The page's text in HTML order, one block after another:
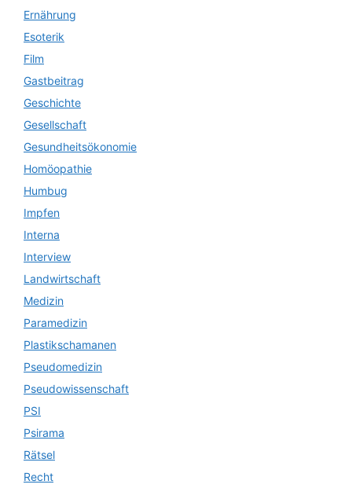
Ernährung
Esoterik
Film
Gastbeitrag
Geschichte
Gesellschaft
Gesundheitsökonomie
Homöopathie
Humbug
Impfen
Interna
Interview
Landwirtschaft
Medizin
Paramedizin
Plastikschamanen
Pseudomedizin
Pseudowissenschaft
PSI
Psirama
Rätsel
Recht